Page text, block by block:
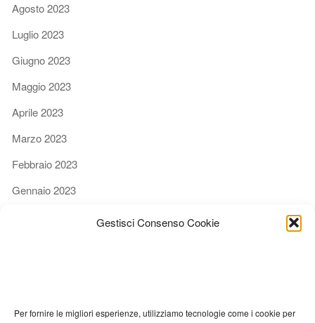
Gestisci Consenso Cookie
Per fornire le migliori esperienze, utilizziamo tecnologie come i cookie per
Agosto 2023
Luglio 2023
Giugno 2023
Maggio 2023
Aprile 2023
Marzo 2023
Febbraio 2023
Gennaio 2023
Agosto 2022